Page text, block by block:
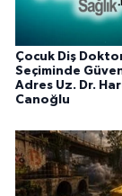
Çocuk Diş
Seçiminde
Adres Uz. Dr.
Canoğlu